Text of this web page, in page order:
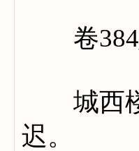
卷
城西楼
迟。